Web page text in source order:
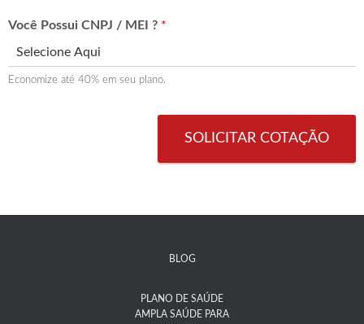
Você Possui CNPJ / MEI ? *
Economize até 40% em seu plano.
SOLICITAR COTAÇÃO
BLOG
PLANO DE SAÚDE
AMPLA SAÚDE PARA